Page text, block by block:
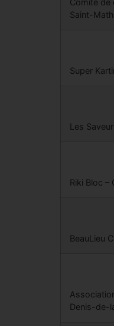
Comité de
Saint-
Super
Les
Riki Bloc –
BeauLieu
Denis-de-